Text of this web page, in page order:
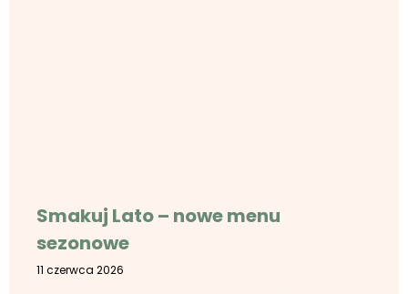
Smakuj Lato – nowe menu
sezonowe
11 czerwca 2026